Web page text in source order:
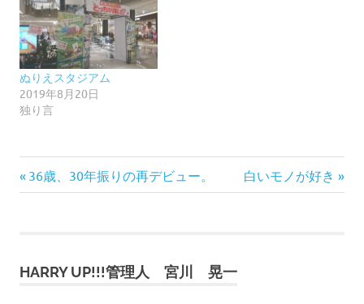
ぬりえスタジアム
2019年8月20日
独り言
投
ビ
前
の
36歳、30年振りの再デビュー。
次
の
白いモノが好き
HARRY UP!!!管理人 宮川 晃一